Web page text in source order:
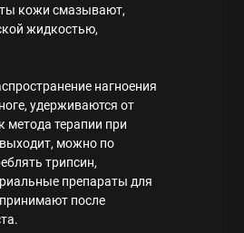
кожи смазывают,
жидкостью,
нагноения
удерживаются от
метода терапии при
можно по
трипсин,
препараты для
после